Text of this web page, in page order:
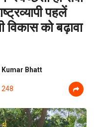
पहलें
को बढ़ावा
Kumar Bhatt
248